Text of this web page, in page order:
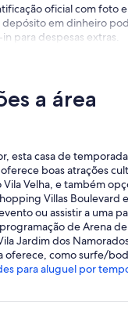
oficial com foto
em dinheiro
para despesas extras.
a área
esta casa de
boas atrações
Vila Velha, e também
Villas Boulevard
ou assistir a uma
de Arena
Jardim dos
oferece, como surfe/
para aluguel por